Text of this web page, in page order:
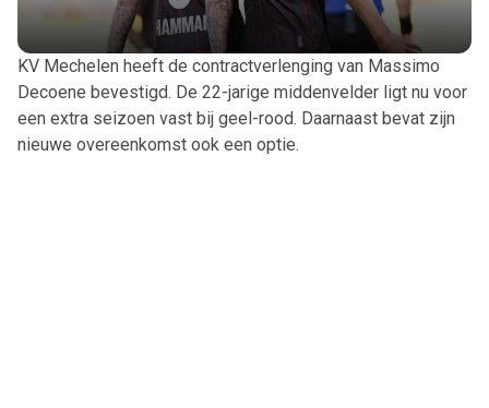
KV Mechelen heeft de contractverlenging van Massimo
Decoene bevestigd. De 22-jarige middenvelder ligt nu voor
een extra seizoen vast bij geel-rood. Daarnaast bevat zijn
nieuwe overeenkomst ook een optie.